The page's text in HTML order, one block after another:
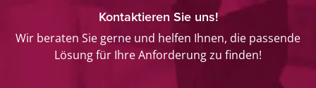
Kontaktieren Sie uns!
Wir beraten Sie gerne und helfen Ihnen, die passende
Lösung für Ihre Anforderung zu finden!